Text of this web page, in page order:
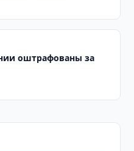
оштрафованы за